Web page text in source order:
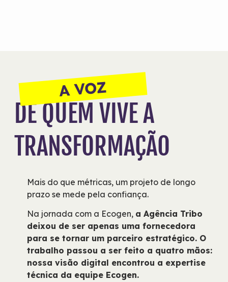
A VOZ
DE QUEM VIVE A
TRANSFORMAÇÃO
Mais do que métricas, um projeto de longo
prazo se mede pela confiança.
Na jornada com a Ecogen, a Agência Tribo
deixou de ser apenas uma fornecedora
para se tornar um parceiro estratégico. O
trabalho passou a ser feito a quatro mãos:
nossa visão digital encontrou a expertise
técnica da equipe Ecogen.